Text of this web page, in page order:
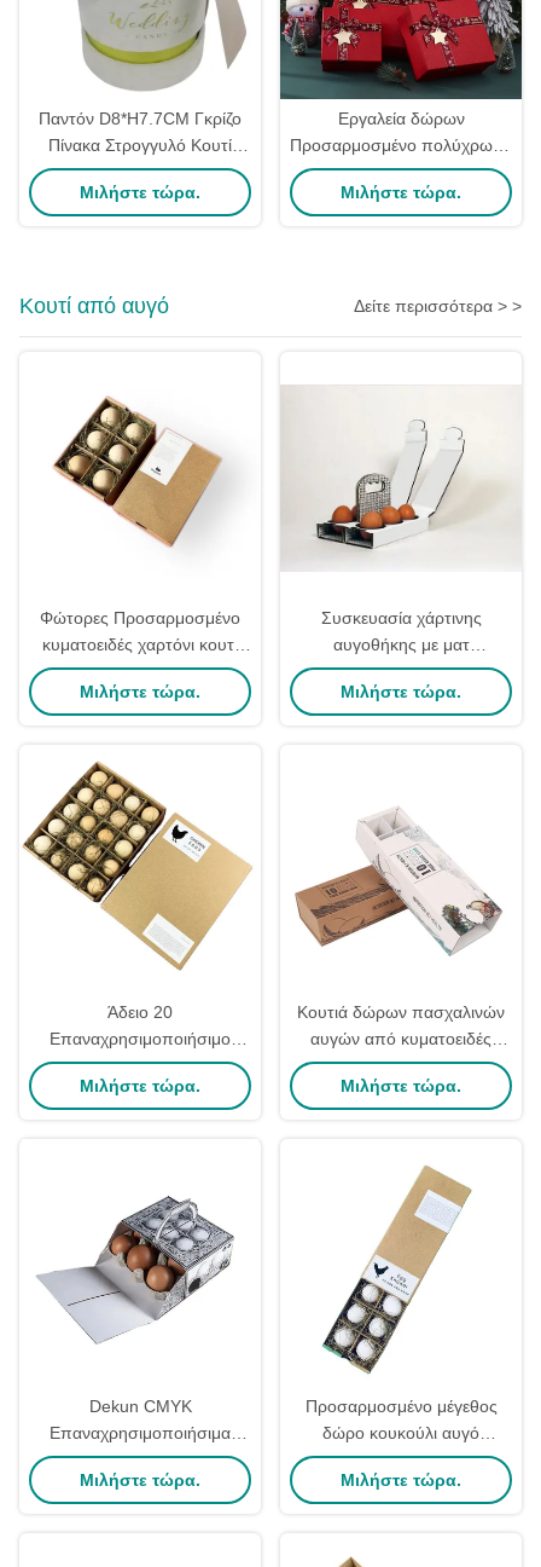
Παντόν D8*H7.7CM Γκρίζο
Πίνακα Στρογγυλό Κουτί
Δώρων Για Γάμα Πάρτι
Προτιμήσεις Διακόσμηση
Μιλήστε τώρα.
Εργαλεία δώρων
Προσαρμοσμένο πολύχρωμο
σκληρό χαρτί Χριστούγεννα
Κουτί δώρο συσκευασία με
Μιλήστε τώρα.
Κουτί από αυγό Δείτε περισσότερα > >
Φώτορες Προσαρμοσμένο
κυματοειδές χαρτόνι κουτί
αυγών χαρτί καφέ CMYK με
διαχωριστή
Μιλήστε τώρα.
Συσκευασία χάρτινης
αυγοθήκης με ματ
πλαστικοποίηση σε μεγάλες
ποσότητες, φιλική προς το
Μιλήστε τώρα.
Άδειο 20
Επαναχρησιμοποιήσιμο
χαρτί αυγών Κουτί Καρτόνι
Κωνέτα Καφέ χαρτί χαρτόνι
Μιλήστε τώρα.
Κουτιά δώρων πασχαλινών
αυγών από κυματοειδές
χαρτόνι για συσκευασία
τροφίμων, συσκευασία 18
Μιλήστε τώρα.
Dekun CMYK
Επαναχρησιμοποιήσιμα
κουτιά πασχαλινών αυγών
Display Drop Box Κουτιά
Μιλήστε τώρα.
Προσαρμοσμένο μέγεθος
δώρο κουκούλι αυγό
συσκευασία κουτί
Προσαρμοσμένο
Μιλήστε τώρα.